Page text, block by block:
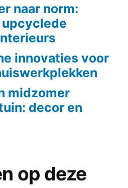
naar norm:
innovaties voor
midzomer
decor en
op deze